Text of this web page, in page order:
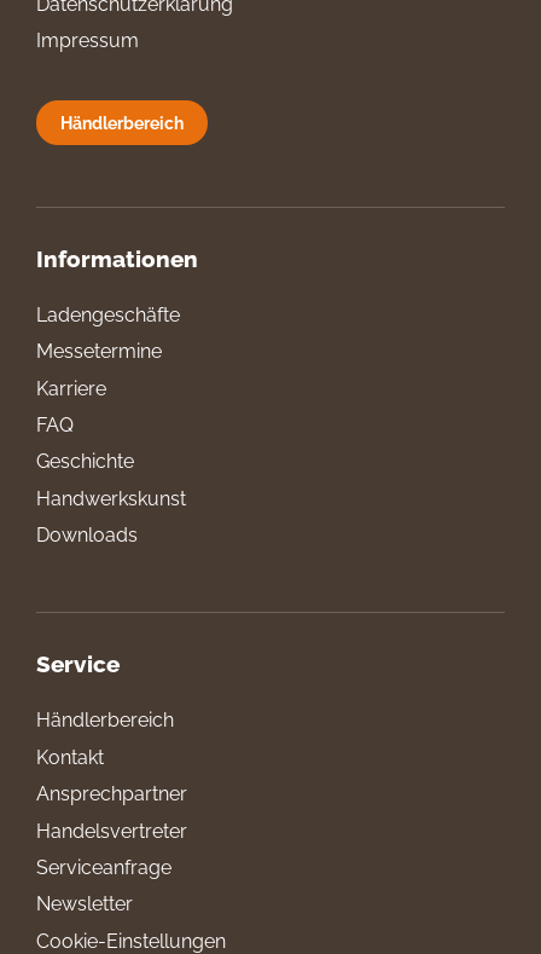
Impressum
Händlerbereich
Informationen
Ladengeschäfte
Messetermine
Karriere
FAQ
Geschichte
Handwerkskunst
Downloads
Service
Händlerbereich
Kontakt
Ansprechpartner
Handelsvertreter
Serviceanfrage
Newsletter
Cookie-Einstellungen